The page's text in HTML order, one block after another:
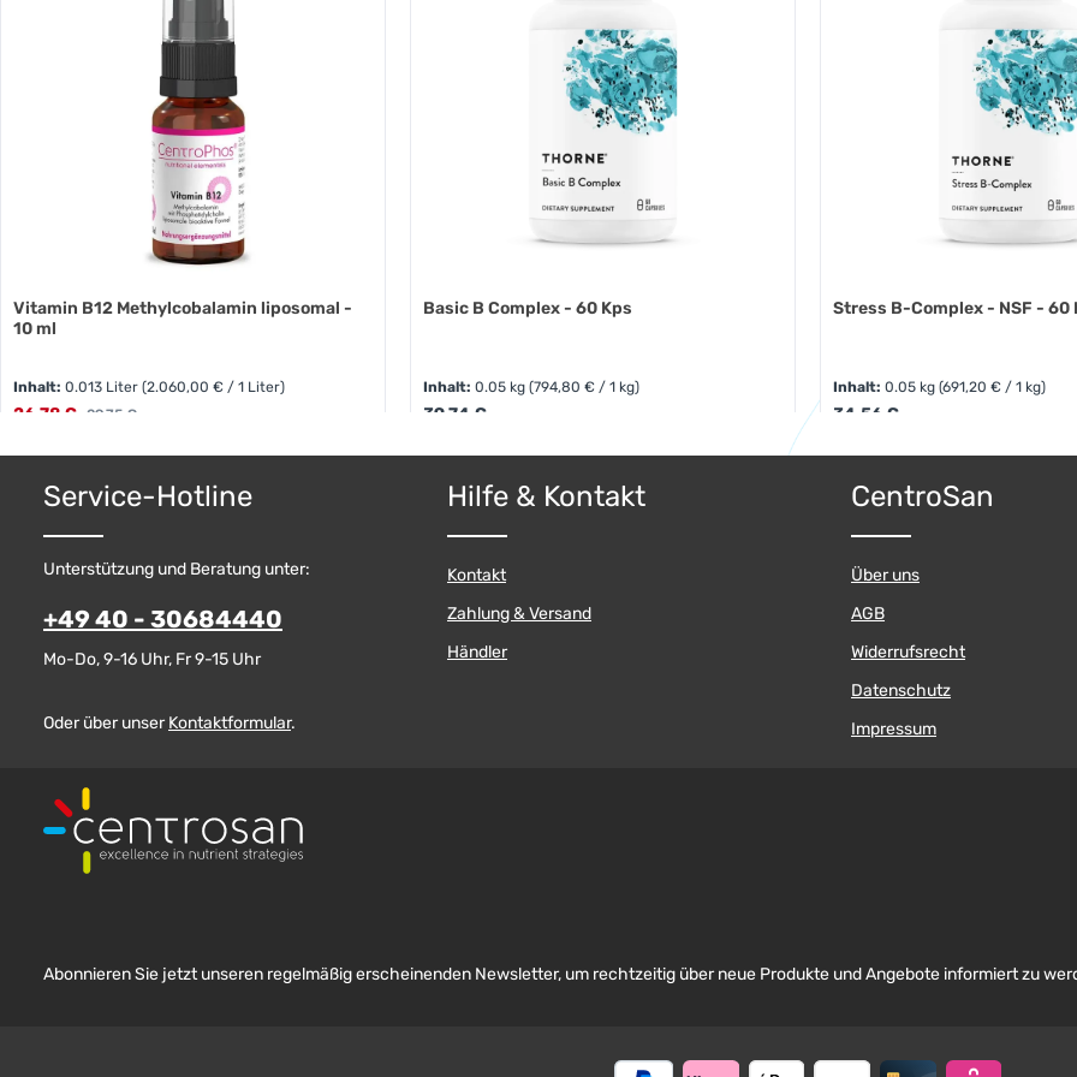
Vitamin B12 Methylcobalamin liposomal -
10 ml
Inhalt:0.013 Liter(2.060,00 € / 1 Liter)
Verkaufspreis:
26,78 € Regulärer Preis:
29,75 €
Produkt Anzahl: Gib den gewünschten Wert ein oder benutze die
Pckg.
Basic B Complex - 60 Kps
Inhalt:0.05 kg(794,80 € / 1 kg)
Regulärer Preis:
39,74 €
Produkt Anzahl: Gib den gewünschten Wert
Pckg.
Stress B-Complex - NSF - 60
Inhalt:0.05 kg(691,20 € / 1 kg)
Regulärer Preis:
34,56 €
Produkt Anzahl:
Service-Hotline
Unterstützung und Beratung unter:
+49 40 - 30684440
Mo-Do, 9-16 Uhr, Fr 9-15 Uhr
Oder über unserKontaktformular.
Hilfe & Kontakt
Kontakt
Zahlung & Versand
Händler
CentroSan
Über uns
AGB
Widerrufsrecht
Datenschutz
Impressum
Abonnieren Sie jetzt unseren regelmäßig erscheinenden Newsletter, um rechtzeitig über neue Produkte und Angebote informiert zu